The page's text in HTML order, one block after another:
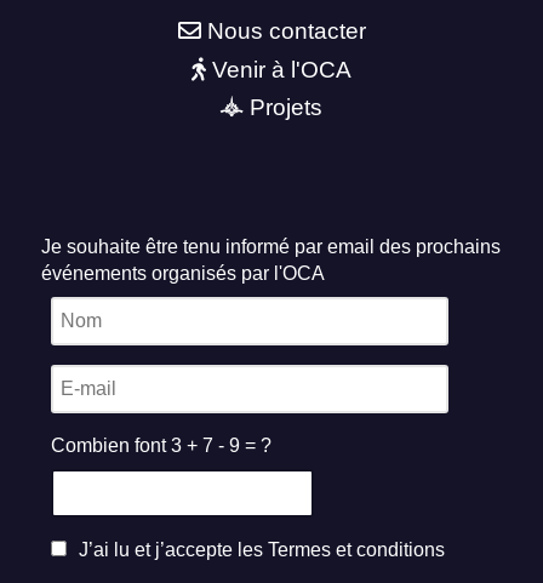
Nous contacter
Venir à l'OCA
Projets
Je souhaite être tenu informé par email des prochains
événements organisés par l'OCA
Combien font 3 + 7 - 9 = ?
J’ai lu et j’accepte les Termes et conditions